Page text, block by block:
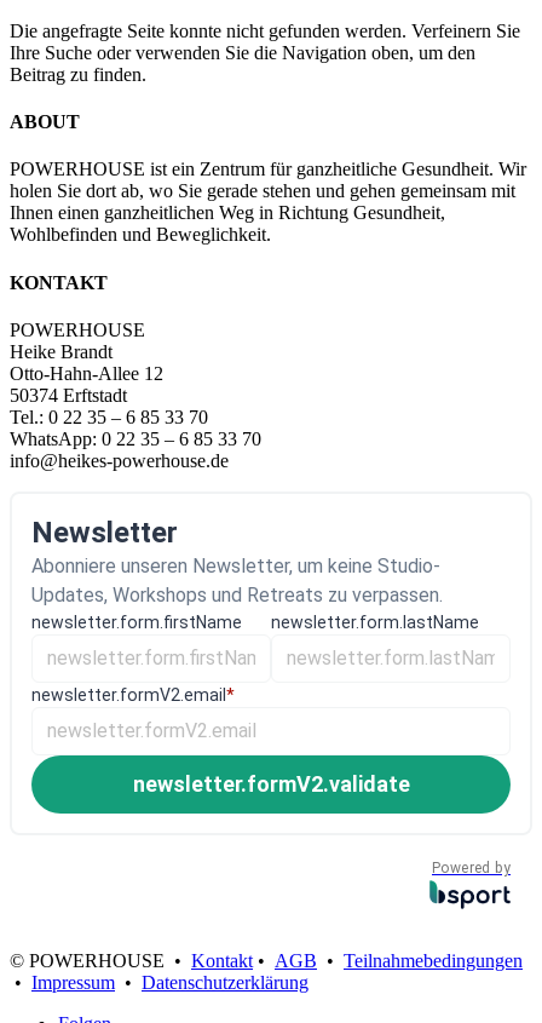
Die angefragte Seite konnte nicht gefunden werden. Verfeinern Sie
Ihre Suche oder verwenden Sie die Navigation oben, um den
Beitrag zu finden.
ABOUT
POWERHOUSE ist ein Zentrum für ganzheitliche Gesundheit. Wir
holen Sie dort ab, wo Sie gerade stehen und gehen gemeinsam mit
Ihnen einen ganzheitlichen Weg in Richtung Gesundheit,
Wohlbefinden und Beweglichkeit.
KONTAKT
POWERHOUSE
Heike Brandt
Otto-Hahn-Allee 12
50374 Erftstadt
Tel.: 0 22 35 – 6 85 33 70
WhatsApp: 0 22 35 – 6 85 33 70
info@heikes-powerhouse.de
Newsletter
Abonniere unseren Newsletter, um keine Studio-
Updates, Workshops und Retreats zu verpassen.
newsletter.form.firstName newsletter.form.lastName
newsletter.formV2.email *
newsletter.formV2.validate
Powered by
© POWERHOUSE • Kontakt • AGB • Teilnahmebedingungen
• Impressum • Datenschutzerklärung